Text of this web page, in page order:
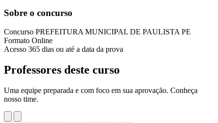
Sobre o concurso
Concurso PREFEITURA MUNICIPAL DE PAULISTA PE
Formato Online
Acesso 365 dias ou até a data da prova
Professores deste curso
Uma equipe preparada e com foco em sua aprovação. Conheça
nosso time.